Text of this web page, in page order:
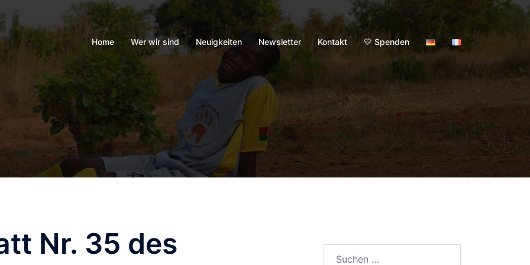
Home Wer wir sind Neuigkeiten Newsletter Kontakt 💛 Spenden
Nr. 35 des